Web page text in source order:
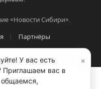
«Новости Сибири».
Партнёры
×
У вас есть
Приглашаем вас в
общаемся,